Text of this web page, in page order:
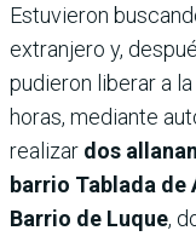
Estuvieron
extranjero y,
pudieron liberar a
horas, mediante
realizar dos
barrio Tablada de
Barrio de Luque,